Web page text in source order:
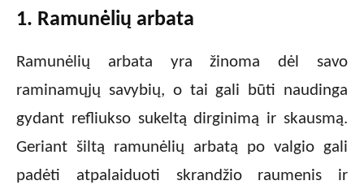
1. Ramunėlių arbata
Ramunėlių arbata yra žinoma dėl savo
raminamųjų savybių, o tai gali būti naudinga
gydant refliukso sukeltą dirginimą ir skausmą.
Geriant šiltą ramunėlių arbatą po valgio gali
padėti atpalaiduoti skrandžio raumenis ir